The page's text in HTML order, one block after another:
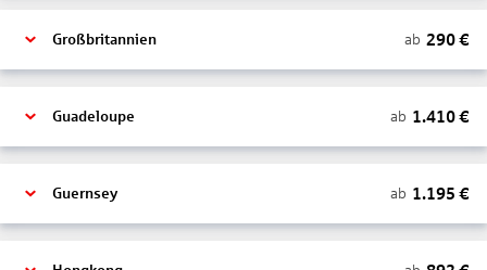
Großbritannien ab 290€
Guadeloupe ab 1.410€
Guernsey ab 1.195 €